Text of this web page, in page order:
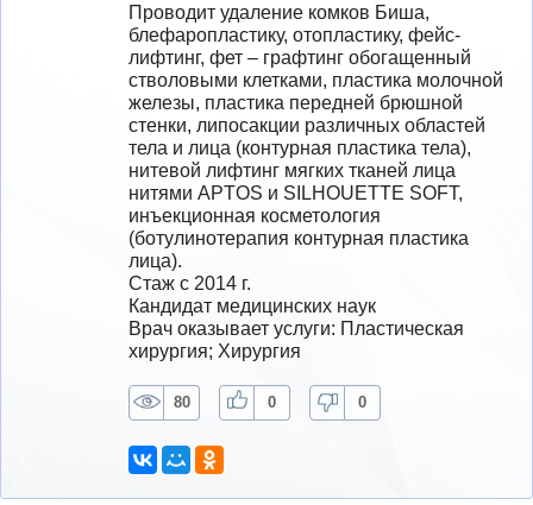
Проводит удаление комков Биша,
блефаропластику, отопластику, фейс-
лифтинг, фет – графтинг обогащенный
стволовыми клетками, пластика молочной
железы, пластика передней брюшной
стенки, липосакции различных областей
тела и лица (контурная пластика тела),
нитевой лифтинг мягких тканей лица
нитями APTOS и SILHOUETTE SOFT,
инъекционная косметология
(ботулинотерапия контурная пластика
лица).
Стаж с 2014 г.
Кандидат медицинских наук
Врач оказывает услуги: Пластическая
хирургия; Хирургия
80 0 0